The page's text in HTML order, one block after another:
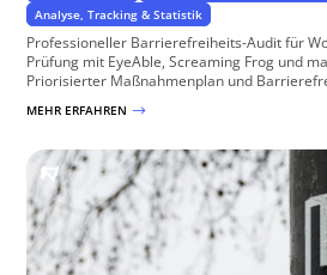
Analyse, Tracking & Statistik
Professioneller Barrierefreiheits-Audit für
Prüfung mit EyeAble, Screaming Frog und
Priorisierter Maßnahmenplan und
MEHR ERFAHREN $